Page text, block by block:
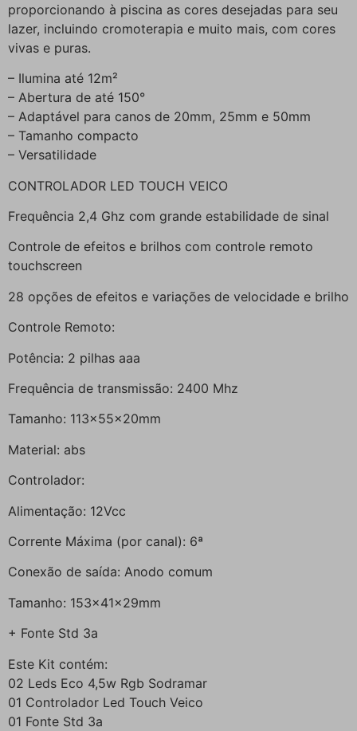
proporcionando à piscina as cores desejadas para seu
lazer, incluindo cromoterapia e muito mais, com cores
vivas e puras.
– Ilumina até 12m²
– Abertura de até 150°
– Adaptável para canos de 20mm, 25mm e 50mm
– Tamanho compacto
– Versatilidade
CONTROLADOR LED TOUCH VEICO
Frequência 2,4 Ghz com grande estabilidade de sinal
Controle de efeitos e brilhos com controle remoto
touchscreen
28 opções de efeitos e variações de velocidade e brilho
Controle Remoto:
Potência: 2 pilhas aaa
Frequência de transmissão: 2400 Mhz
Tamanho: 113x55x20mm
Material: abs
Controlador:
Alimentação: 12Vcc
Corrente Máxima (por canal): 6ª
Conexão de saída: Anodo comum
Tamanho: 153x41x29mm
+ Fonte Std 3a
Este Kit contém:
02 Leds Eco 4,5w Rgb Sodramar
01 Controlador Led Touch Veico
01 Fonte Std 3a